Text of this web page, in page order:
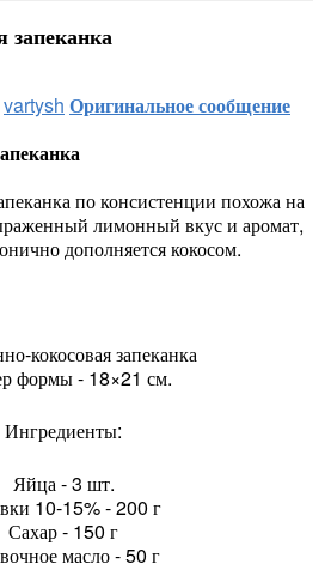
запеканка
vartysh Оригинальное сообщение
по консистенции похожа на
лимонный вкус и аромат,
дополняется кокосом.
формы - 18×21 см.
Ингредиенты:
Яйца - 3 шт.
10-15% - 200 г
Сахар - 150 г
масло - 50 г